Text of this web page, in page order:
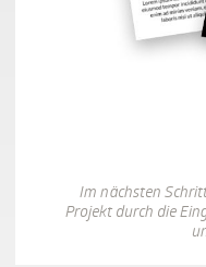
Im nächsten
Projekt durch die